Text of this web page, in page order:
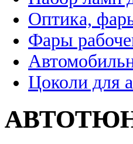
Оптика,
Фары
Цоколи для